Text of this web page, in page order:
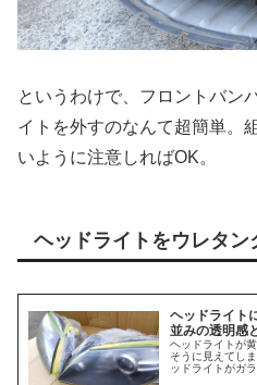
というわけで、フロントバン
イトを外すのなんて超簡単。
いように注意しればOK。
ヘッドライトをウレタン
ヘッドライト
並みの透明感
ヘッドライトが
そうに見えてし
ッドライトがガ